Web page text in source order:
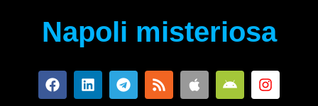
Napoli misteriosa